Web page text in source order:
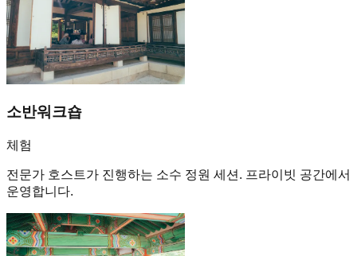
소반워크숍
체험
전문가 호스트가 진행하는 소수 정원 세션. 프라이빗 공간에서
운영합니다.